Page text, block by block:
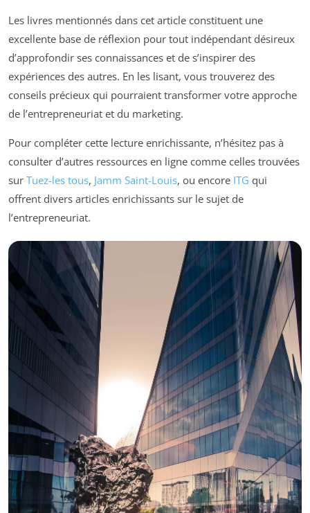
Les livres mentionnés dans cet article constituent une
excellente base de réflexion pour tout indépendant désireux
d’approfondir ses connaissances et de s’inspirer des
expériences des autres. En les lisant, vous trouverez des
conseils précieux qui pourraient transformer votre approche
de l’entrepreneuriat et du marketing.
Pour compléter cette lecture enrichissante, n’hésitez pas à
consulter d’autres ressources en ligne comme celles trouvées
sur Tuez-les tous, Jamm Saint-Louis, ou encore ITG qui
offrent divers articles enrichissants sur le sujet de
l’entrepreneuriat.